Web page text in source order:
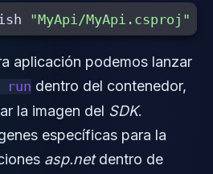
"MyApi/MyApi.csproj"
aplicación podemos lanzar
run dentro del contenedor,
la imagen del SDK.
específicas para la
asp.netdentro de